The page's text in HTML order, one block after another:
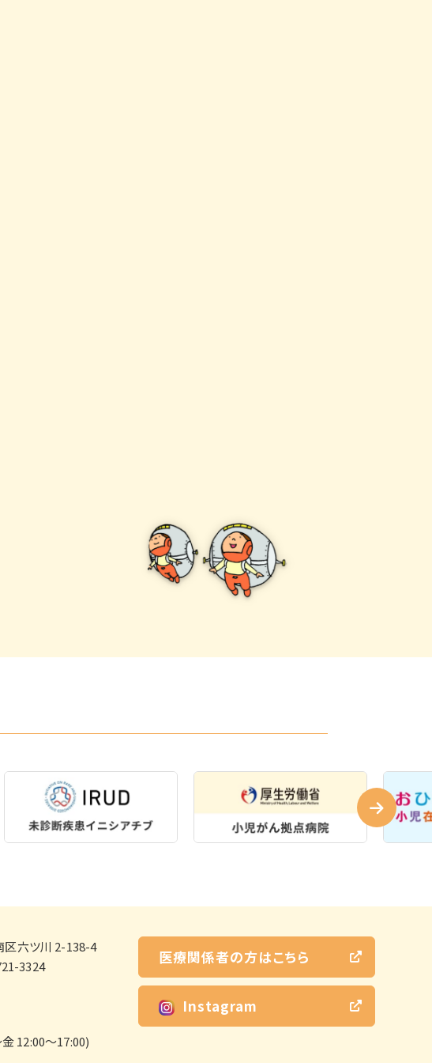
六ツ川 2-138-4
3324
12:00～17:00)
医療関係者の方はこちら
Instagram